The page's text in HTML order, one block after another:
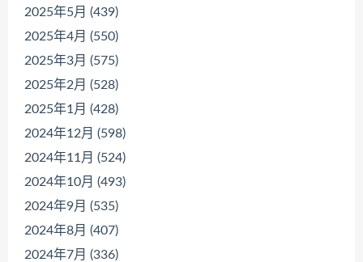
2025年5月 (439)
2025年4月 (550)
2025年3月 (575)
2025年2月 (528)
2025年1月 (428)
2024年12月 (598)
2024年11月 (524)
2024年10月 (493)
2024年9月 (535)
2024年8月 (407)
2024年7月 (336)